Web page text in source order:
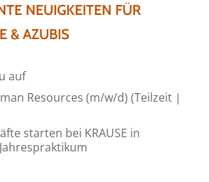
NEUIGKEITEN FÜR
& AZUBIS
auf
Resources (m/w/d) (Teilzeit |
starten bei KRAUSE in